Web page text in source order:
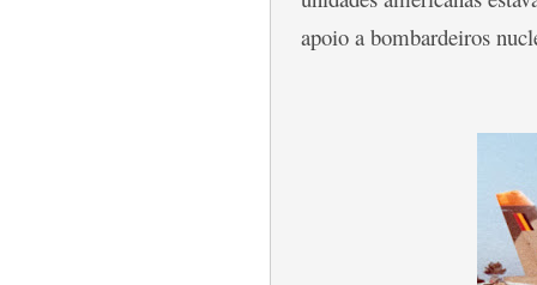
apoio a bombardeiros